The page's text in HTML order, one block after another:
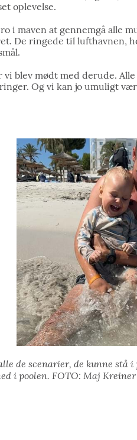
oplevelse.
i maven at gennemgå alle
De ringede til lufthavnen,
vi blev mødt med derude.
Og vi kan jo umuligt
de scenarier, de kunne stå i
i poolen. FOTO: Maj Kreiner